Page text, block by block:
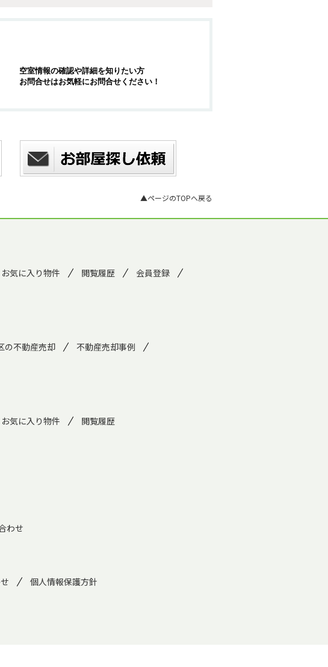
空室情報の確認や詳細を知りたい方
お問合せはお気軽にお問合せください！
▲ページのTOPへ戻る
お気に入り物件 閲覧履歴
会員登録
の不動産売却
不動産売却事例
お気に入り物件 閲覧履歴
わせ
個人情報保護方針